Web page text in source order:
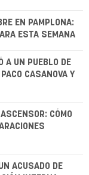
EN PAMPLONA:
ESTA SEMANA
A UN PUEBLO DE
CASANOVA Y
CÓMO
ACUSADO DE